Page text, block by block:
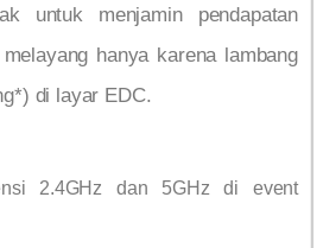
untuk menjamin pendapatan
hanya karena lambang
di layar EDC.
2.4GHz dan 5GHz di event